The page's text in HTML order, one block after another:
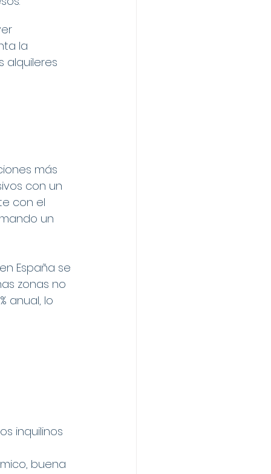
la
alquileres
más
con un
con el
un
España se
zonas no
anual, lo
inquilinos
buena